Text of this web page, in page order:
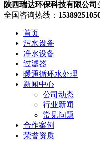
陕西瑞达环保科技有限公司
全国咨询热线：
首页
污水设备
净水设备
过滤器
暖通循环水处理
新闻中心
公司动态
行业新闻
常见问题
合作案例
荣誉资质